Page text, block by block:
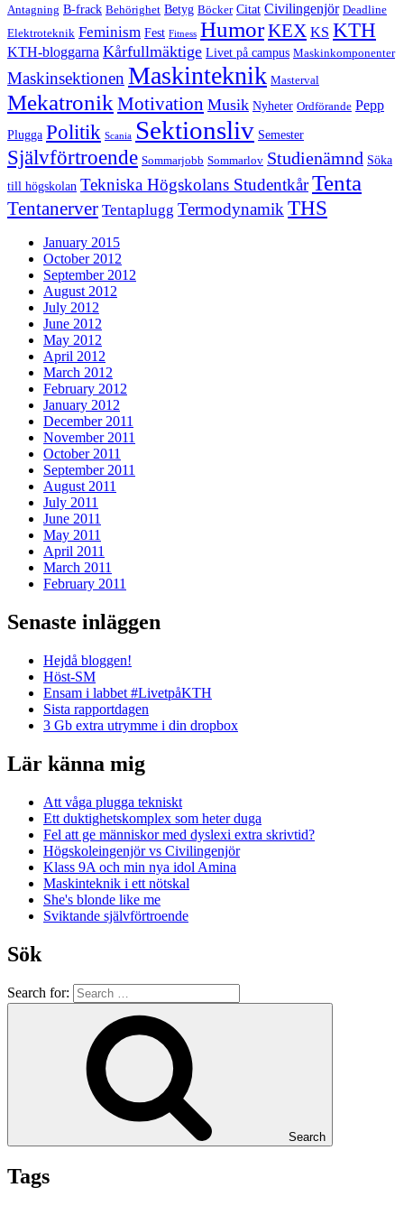
Antagning B-frack Behörighet Betyg Böcker Citat Civilingenjör Deadline
Elektroteknik Feminism Fest Fitness HumorKEX KS KTH
KTH-bloggarna Kårfullmäktige Livet på campus Maskinkomponenter
Maskinsektionen Maskinteknik Masterval
Mekatronik Motivation Musik Nyheter Ordförande Pepp
Plugga Politik Scania Sektionsliv Semester
Självförtroende Sommarjobb Sommarlov Studienämnd Söka
till högskolan Tekniska Högskolans StudentkårTenta
Tentanerver Tentaplugg Termodynamik THS
January 2015
October 2012
September 2012
August 2012
July 2012
June 2012
May 2012
April 2012
March 2012
February 2012
January 2012
December 2011
November 2011
October 2011
September 2011
August 2011
July 2011
June 2011
May 2011
April 2011
March 2011
February 2011
Senaste inläggen
Hejdå bloggen!
Höst-SM
Ensam i labbet #LivetpåKTH
Sista rapportdagen
3 Gb extra utrymme i din dropbox
Lär känna mig
Att våga plugga tekniskt
Ett duktighetskomplex som heter duga
Fel att ge människor med dyslexi extra skrivtid?
Högskoleingenjör vs Civilingenjör
Klass 9A och min nya idol Amina
Maskinteknik i ett nötskal
She's blonde like me
Sviktande självförtroende
Sök
Search for:
Search
Tags